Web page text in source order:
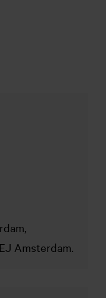
Amsterdam.